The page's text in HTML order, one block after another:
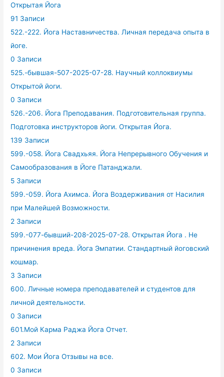
Открытая Йога
91 Записи
522.-222. Йога Наставничества. Личная передача опыта в
йоге.
0 Записи
525.-бывшая-507-2025-07-28. Научный коллоквиумы
Открытой йоги.
0 Записи
526.-206. Йога Преподавания. Подготовительная группа.
Подготовка инструкторов йоги. Открытая Йога.
139 Записи
599.-058. Йога Свадхьяя. Йога Непрерывного Обучения и
Самообразования в Йоге Патанджали.
5 Записи
599.-059. Йога Ахимса. Йога Воздерживания от Насилия
при Малейшей Возможности.
2 Записи
599.-077-бывший-208-2025-07-28. Открытая Йога . Не
причинения вреда. Йога Эмпатии. Стандартный йоговский
кошмар.
3 Записи
600. Личные номера преподавателей и студентов для
личной деятельности.
0 Записи
601.Мой Карма Раджа Йога Отчет.
2 Записи
602. Мои Йога Отзывы на все.
0 Записи